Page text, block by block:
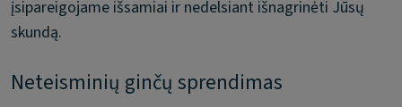
įsipareigojame išsamiai ir nedelsiant išnagrinėti Jūsų
skundą.
Neteisminių ginčų sprendimas